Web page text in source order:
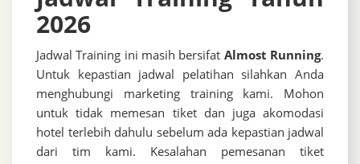
2026
Jadwal Training ini masih bersifat Almost Running.
Untuk kepastian jadwal pelatihan silahkan Anda
menghubungi marketing training kami. Mohon
untuk tidak memesan tiket dan juga akomodasi
hotel terlebih dahulu sebelum ada kepastian jadwal
dari tim kami. Kesalahan pemesanan tiket